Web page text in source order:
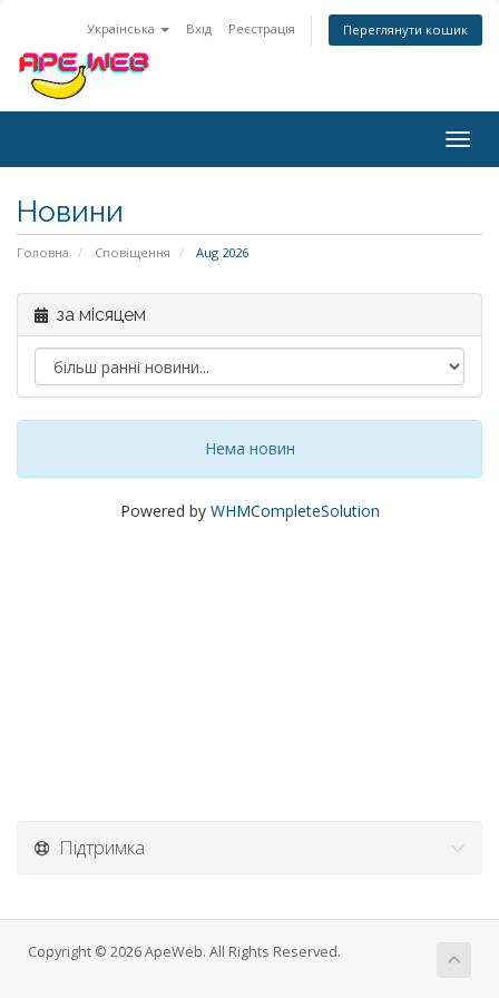
Українська Вхід Реєстрація Переглянути кошик
Новини
Головна Сповіщення Aug 2026
за місяцем
Нема новин
Powered by WHMCompleteSolution
Підтримка
Copyright © 2026 ApeWeb. All Rights Reserved.